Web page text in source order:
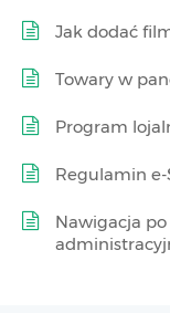
Jak dodać
Towary w
Program
Regulamin
Nawigacja